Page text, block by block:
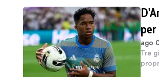
ago
Tre